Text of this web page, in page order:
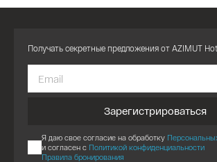
Получать секретные предложения от AZIMUT
Зарегистрироваться
Я даю свое согласие на обработку
и согласен с Политикой конфиденциальности
Правила бронирования